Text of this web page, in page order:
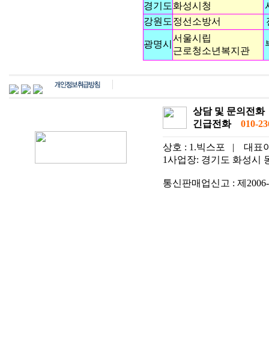
경기도 화성시청
강원도 정선소방서
광명시
서울시립
근로청소년복지관
상담 및 문의전화
긴급전화
010-
상호 : 1.빅스포 | 대표
1사업장: 경기도 화성시
통신판매업신고 : 제